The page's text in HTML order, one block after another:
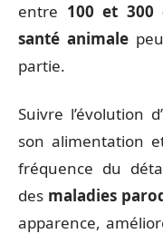
entre 100 et 300
santé animale
partie.
Suivre l’évolution
son alimentation
fréquence du
des maladies
apparence,